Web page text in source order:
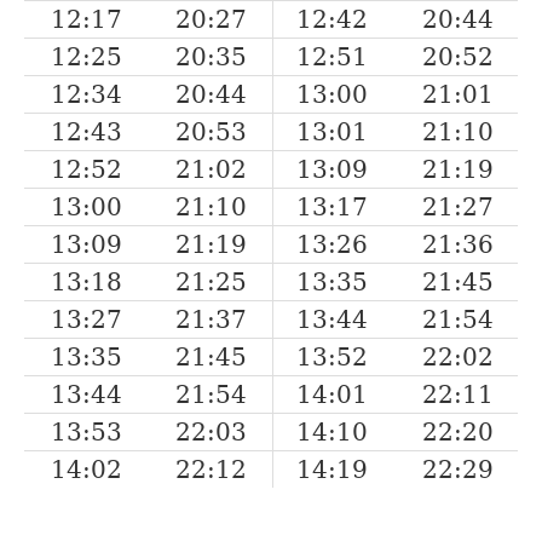
12:17 20:27 12:42
20:44
12:25
20:35 12:51
20:52
12:34
20:44 13:00
21:01
12:43
20:53 13:01
21:10
12:52
21:02 13:09
21:19
13:00
21:10 13:17
21:27
13:09
21:19 13:26
21:36
13:18
21:25 13:35
21:45
13:27
21:37 13:44
21:54
13:35
21:45 13:52
22:02
13:44
21:54 14:01
22:11
13:53
22:03 14:10
22:20
14:02
22:12 14:19 22:29